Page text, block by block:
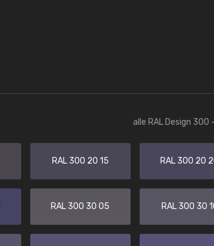
alle RAL Design 300
RAL 300 20 15 RAL 300 20
RAL 300 30 05 RAL 300 30